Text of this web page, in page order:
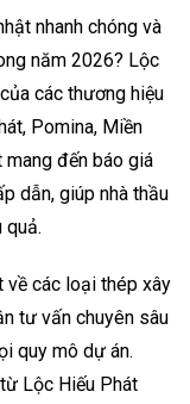
nhanh chóng và
năm 2026? Lộc
các thương hiệu
Pomina, Miền
mang đến báo giá
dẫn, giúp nhà thầu
quả.
về các loại thép xây
tư vấn chuyên sâu
quy mô dự án.
Lộc Hiếu Phát